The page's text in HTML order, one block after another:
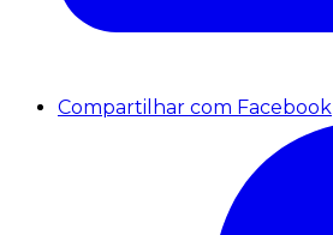
Compartilhar com Facebook